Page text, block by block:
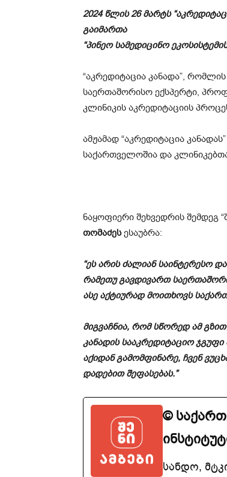
2024 წლის 26 მარტს
გაიმართა
“პინეო სამედიცინო
“აკრედიტაცია კანადა”,
საერთაშორისო ექსპერტი,
კლინიკის აკრედიტაციის
ამჟამად “აკრედიტაცია
საქართველოშია და
ნაყოფიერი შეხვედრის შემდეგ
თომაძესესაუბრა:
“ეს არის ძალიან საინტერესო
რამეთუ გავდივართ
ასე აქტიურად მოითხოვს
მიგვაჩნია, რომ სწორედ ამ
კანადის სააკრედიტაციო
აქიდან გამომფინარე, ჩვენ
დადებით შეფასებას.”
©
სანდო,